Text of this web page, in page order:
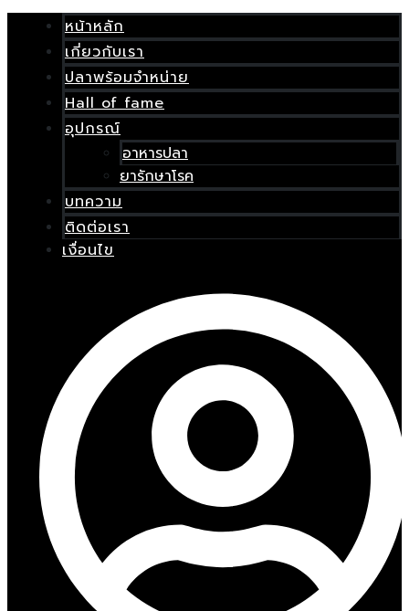
หน้าหลัก
เกี่ยวกับเรา
ปลาพร้อมจำหน่าย
Hall of fame
อุปกรณ์
อาหารปลา
ยารักษาโรค
บทความ
ติดต่อเรา
เงื่อนไข